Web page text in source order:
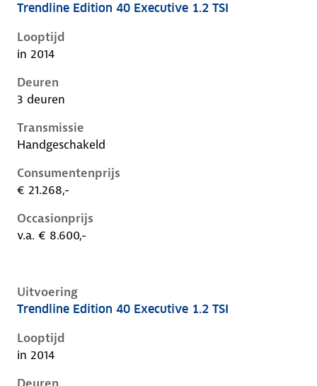
Volkswagen Golf vii, 1.2 tsi, 63 kW, Benzine, 3 deuren
Trendline Edition 40 Executive 1.2 TSI
Looptijd
in 2014
Deuren
3 deuren
Transmissie
Handgeschakeld
Consumentenprijs
€ 21.268,-
Occasionprijs
v.a. € 8.600,-
Uitvoering
Volkswagen Golf vii, 1.2 tsi, 63 kW, Benzine, 5 deuren
Trendline Edition 40 Executive 1.2 TSI
Looptijd
in 2014